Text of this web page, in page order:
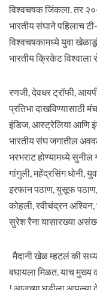
विश्वचषक जिंकला. तर
भारतीय संघाने पहिलाच
विश्वचषकामध्ये युवा
भारतीय क्रिकेट विश्वाला
रणजी, देवधर ट्रॉफी,
प्रतिभा
इंडिज, आस्ट्रेलिया आणि
भारतीय संघ जगातील
भरभराट होण्यामध्ये
गांगुली, महेंद्रसिंग धोनी,
इरफान पठाण, युसूफ पठाण,
कोहली, रवीचंद्रन
सुरेश रैना यासारख्या
मैदानी खेळ म्हटलं की
बघायला मिळत. याच